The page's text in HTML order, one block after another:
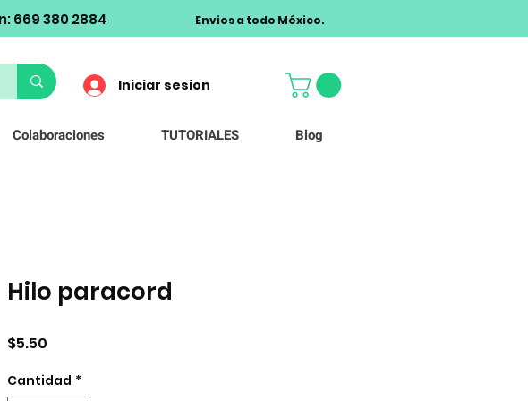
669 380 2884 Envios a todo México.
Iniciar sesion
Colaboraciones TUTORIALES Blog
Hilo paracord
$5.50
Cantidad *